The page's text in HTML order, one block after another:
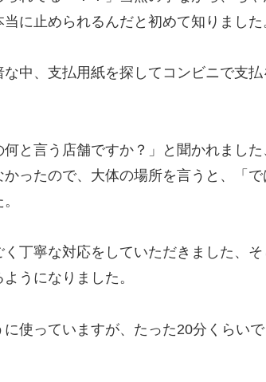
に止められるんだと初めて知りました
中、支払用紙を探してコンビニで支
と言う店舗ですか？」と聞かれまし
ったので、大体の場所を言うと、「
丁寧な対応をしていただきました、
うになりました。
使っていますが、たった20分くらい